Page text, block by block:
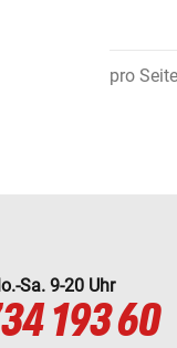
pro Seite
Sa. 9-20 Uhr
193 60